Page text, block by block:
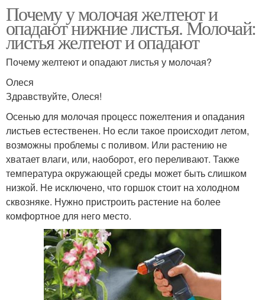
Почему у молочая желтеют и
опадают нижние листья. Молочай:
листья желтеют и опадают
Почему желтеют и опадают листья у молочая?
Олеся
Здравствуйте, Олеся!
Осенью для молочая процесс пожелтения и опадания
листьев естественен. Но если такое происходит летом,
возможны проблемы с поливом. Или растению не
хватает влаги, или, наоборот, его переливают. Также
температура окружающей среды может быть слишком
низкой. Не исключено, что горшок стоит на холодном
сквозняке. Нужно пристроить растение на более
комфортное для него место.